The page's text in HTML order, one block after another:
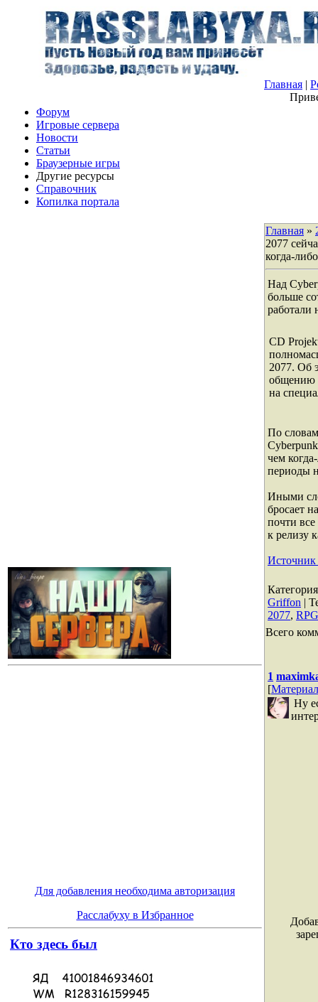
Главная |
Форум
Игровые сервера
Новости
Статьи
Браузерные игры
Другие ресурсы
Справочник
Копилка портала
Для добавления необходима авторизация
Расслабуху в Избранное
Кто здесь был
Главная »
2077
когда-
Над
больше
работали
CD
2077. Об
общению
на
По
чем
периоды
Иными
бросает
почти
к релизу
Источник
Категория
Griffon |
2077, RPG
Всего
1
[Материал
Ну